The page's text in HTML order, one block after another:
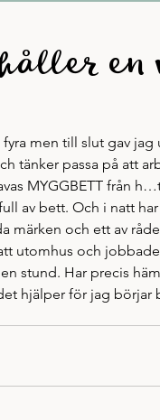
en
men till slut gav
tänker passa på att
MYGGBETT från
av bett. Och i natt
märken och ett av
utomhus och
stund. Har precis
hjälper för jag börjar